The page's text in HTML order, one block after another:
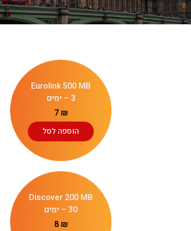
Eurolink 500 MB
– 3 ימים
7 ₪
הוספה לסל
Discover 200 MB
– 30 ימים
8 ₪